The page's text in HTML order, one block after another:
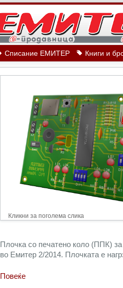
Списание ЕМИТЕР Книги и
Кликни за поголема слика
Плочка со печатено коло (ППК) за
во Емитер 2/2014. Плочката е
Повеќе